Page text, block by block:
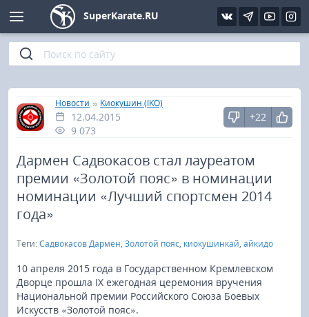
SuperKarate.RU
Главная
»
Новости » Киокушин (IKO)
12.04.2015
9 073
+22
Дармен Садвокасов стал лауреатом
премии «Золотой пояс» в номинации
номинации «Лучший спортсмен 2014
года»
Теги:Садвокасов Дармен, Золотой пояс, киокушинкай, айкидо
10 апреля 2015 года в Государственном Кремлевском
Дворце прошла IX ежегодная церемония вручения
Национальной премии Российского Союза Боевых
Искусств «Золотой пояс».
Киокушинкай
Кёкусин (IFK)
Шинкиокушинкай
Кекусин-кан
Кикбоксинг и K-1
UFC и MMA
Муай тай
Фото
Видео
Интервью
Статьи
Уроки каратэ
Файлы
Библиотека